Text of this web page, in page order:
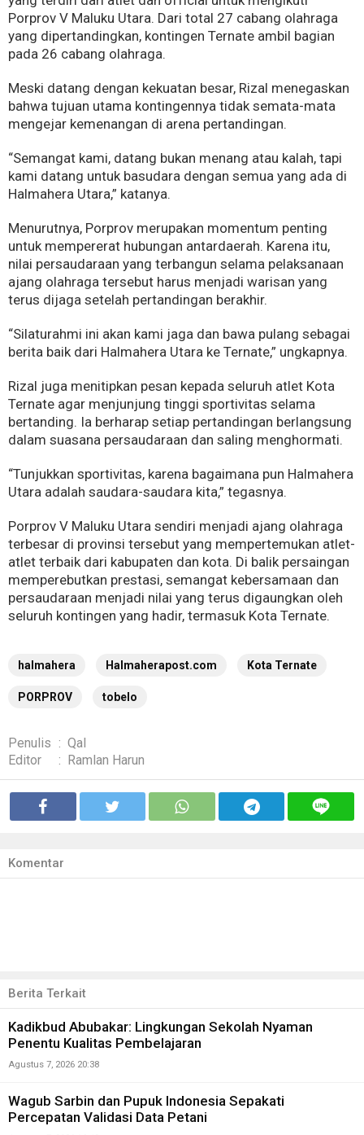
Porprov V Maluku Utara. Dari total 27 cabang olahraga
yang dipertandingkan, kontingen Ternate ambil bagian
pada 26 cabang olahraga.
Meski datang dengan kekuatan besar, Rizal menegaskan
bahwa tujuan utama kontingennya tidak semata-mata
mengejar kemenangan di arena pertandingan.
“Semangat kami, datang bukan menang atau kalah, tapi
kami datang untuk basudara dengan semua yang ada di
Halmahera Utara,” katanya.
Menurutnya, Porprov merupakan momentum penting
untuk mempererat hubungan antardaerah. Karena itu,
nilai persaudaraan yang terbangun selama pelaksanaan
ajang olahraga tersebut harus menjadi warisan yang
terus dijaga setelah pertandingan berakhir.
“Silaturahmi ini akan kami jaga dan bawa pulang sebagai
berita baik dari Halmahera Utara ke Ternate,” ungkapnya.
Rizal juga menitipkan pesan kepada seluruh atlet Kota
Ternate agar menjunjung tinggi sportivitas selama
bertanding. Ia berharap setiap pertandingan berlangsung
dalam suasana persaudaraan dan saling menghormati.
“Tunjukkan sportivitas, karena bagaimana pun Halmahera
Utara adalah saudara-saudara kita,” tegasnya.
Porprov V Maluku Utara sendiri menjadi ajang olahraga
terbesar di provinsi tersebut yang mempertemukan atlet-
atlet terbaik dari kabupaten dan kota. Di balik persaingan
memperebutkan prestasi, semangat kebersamaan dan
persaudaraan menjadi nilai yang terus digaungkan oleh
seluruh kontingen yang hadir, termasuk Kota Ternate.
halmahera Halmaherapost.com Kota Ternate
PORPROV tobelo
Penulis : Qal
Editor
: Ramlan Harun
Komentar
Berita Terkait
Kadikbud Abubakar: Lingkungan Sekolah Nyaman
Penentu Kualitas Pembelajaran
Agustus 7, 2026 20:38
Wagub Sarbin dan Pupuk Indonesia Sepakati
Percepatan Validasi Data Petani